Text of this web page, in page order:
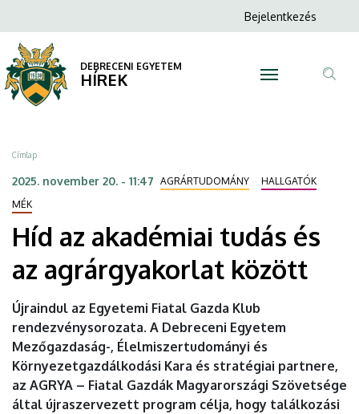
az
akadémiai
tudás
és
az
agrárgyakorlat
között
DEBRECENI
EGYETEM
a
tartalomra
Anonim
menüje
Bejelentkezés
DEBRECENI EGYETEM
HÍREK
Morzsa
Címlap
2025. november 20. - 11:47 AGRÁRTUDOMÁNY
HALLGATÓK
MÉK
Híd az akadémiai tudás és
az agrárgyakorlat között
Újraindul az Egyetemi Fiatal Gazda Klub
rendezvénysorozata. A Debreceni Egyetem
Mezőgazdaság-, Élelmiszertudományi és
Környezetgazdálkodási Kara és stratégiai partnere,
az AGRYA – Fiatal Gazdák Magyarországi Szövetsége
által újraszervezett program célja, hogy találkozási